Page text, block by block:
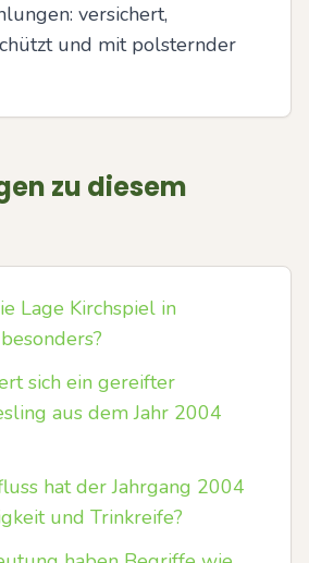
versichert,
und mit polsternder
zu diesem
Lage Kirchspiel in
sich ein gereifter
aus dem Jahr 2004
hat der Jahrgang 2004
und Trinkreife?